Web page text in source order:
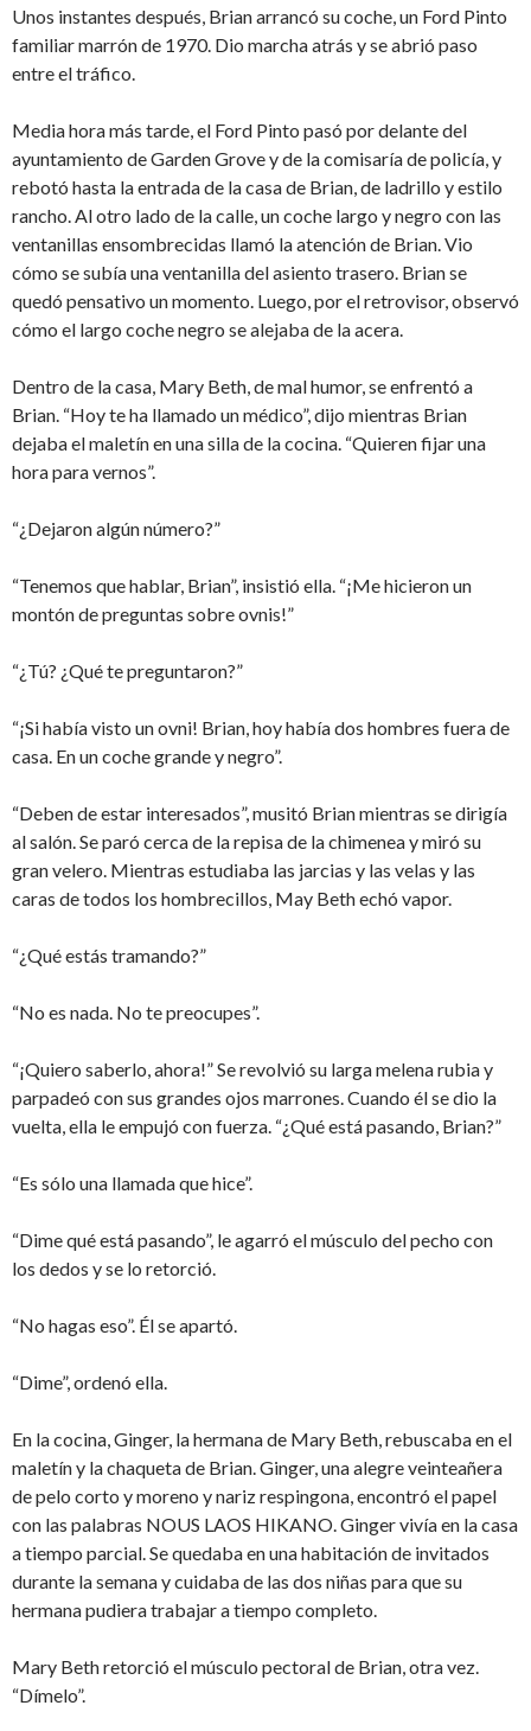
Unos instantes después, Brian arrancó su coche, un Ford Pinto
familiar marrón de 1970. Dio marcha atrás y se abrió paso
entre el tráfico.
Media hora más tarde, el Ford Pinto pasó por delante del
ayuntamiento de Garden Grove y de la comisaría de policía, y
rebotó hasta la entrada de la casa de Brian, de ladrillo y estilo
rancho. Al otro lado de la calle, un coche largo y negro con las
ventanillas ensombrecidas llamó la atención de Brian. Vio
cómo se subía una ventanilla del asiento trasero. Brian se
quedó pensativo un momento. Luego, por el retrovisor, observó
cómo el largo coche negro se alejaba de la acera.
Dentro de la casa, Mary Beth, de mal humor, se enfrentó a
Brian. “Hoy te ha llamado un médico”, dijo mientras Brian
dejaba el maletín en una silla de la cocina. “Quieren fijar una
hora para vernos”.
“¿Dejaron algún número?”
“Tenemos que hablar, Brian”, insistió ella. “¡Me hicieron un
montón de preguntas sobre ovnis!”
“¿Tú? ¿Qué te preguntaron?”
“¡Si había visto un ovni! Brian, hoy había dos hombres fuera de
casa. En un coche grande y negro”.
“Deben de estar interesados”, musitó Brian mientras se dirigía
al salón. Se paró cerca de la repisa de la chimenea y miró su
gran velero. Mientras estudiaba las jarcias y las velas y las
caras de todos los hombrecillos, May Beth echó vapor.
“¿Qué estás tramando?”
“No es nada. No te preocupes”.
“¡Quiero saberlo, ahora!” Se revolvió su larga melena rubia y
parpadeó con sus grandes ojos marrones. Cuando él se dio la
vuelta, ella le empujó con fuerza. “¿Qué está pasando, Brian?”
“Es sólo una llamada que hice”.
“Dime qué está pasando”, le agarró el músculo del pecho con
los dedos y se lo retorció.
“No hagas eso”. Él se apartó.
“Dime”, ordenó ella.
En la cocina, Ginger, la hermana de Mary Beth, rebuscaba en el
maletín y la chaqueta de Brian. Ginger, una alegre veinteañera
de pelo corto y moreno y nariz respingona, encontró el papel
con las palabras NOUS LAOS HIKANO. Ginger vivía en la casa
a tiempo parcial. Se quedaba en una habitación de invitados
durante la semana y cuidaba de las dos niñas para que su
hermana pudiera trabajar a tiempo completo.
Mary Beth retorció el músculo pectoral de Brian, otra vez.
“Dímelo”.